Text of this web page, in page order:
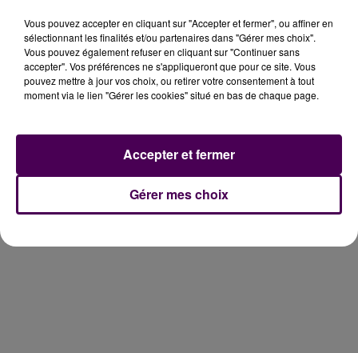
Vous pouvez accepter en cliquant sur "Accepter et fermer", ou affiner en
sélectionnant les finalités et/ou partenaires dans "Gérer mes choix".
Vous pouvez également refuser en cliquant sur "Continuer sans
accepter". Vos préférences ne s'appliqueront que pour ce site. Vous
pouvez mettre à jour vos choix, ou retirer votre consentement à tout
moment via le lien "Gérer les cookies" situé en bas de chaque page.
Gérer mes choix
Accepter et fermer